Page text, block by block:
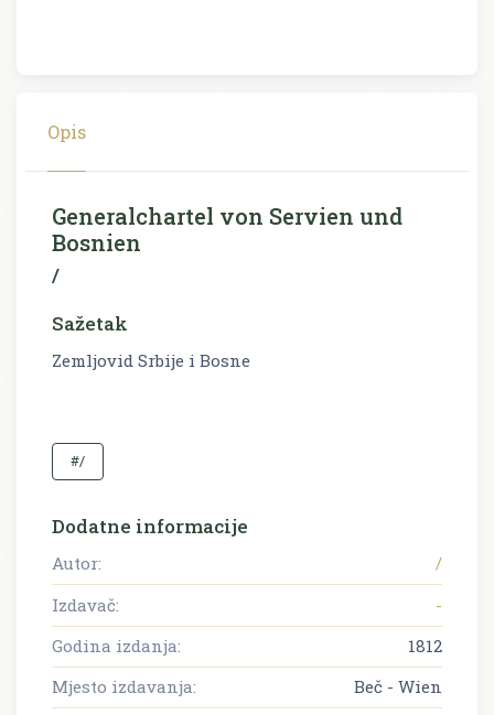
Opis
Generalchartel von Servien und
Bosnien
/
Sažetak
Zemljovid Srbije i Bosne
#/
Dodatne informacije
Autor:
/
Izdavač:
-
Godina izdanja:
1812
Mjesto izdavanja:
Beč - Wien